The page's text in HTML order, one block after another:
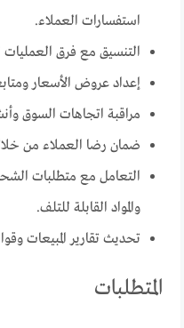
استفسارات العملاء.
التنسيق مع فرق
إعداد عروض الأسعار
مراقبة اتجاهات السوق
ضمان رضا العملاء من
التعامل مع متطلبات
والمواد القابلة للتلف.
تحديث تقارير المبيعات
المتطلبات